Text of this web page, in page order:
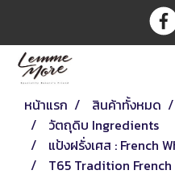
หน้าแรก สินค้าทั้งหมด
วัตถุดิบ Ingredients
แป้งฝรั่งเศส : French
T65 Tradition French